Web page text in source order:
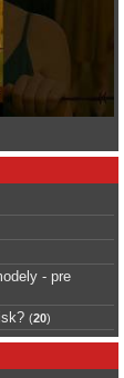
- pre
(20)